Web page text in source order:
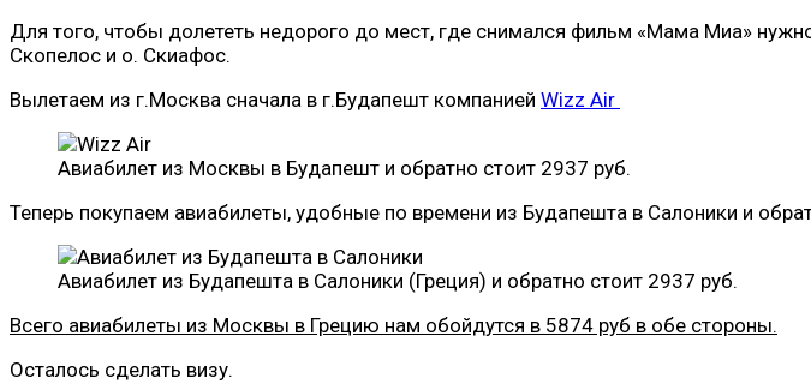
Для того, чтобы долететь недорого до мест, где снимался фильм «Мама Миа»
Скопелос и о. Скиафос.
Вылетаем из г.Москва сначала в г.Будапешт компанией Wizz Air
Авиабилет из Москвы в Будапешт и обратно стоит 2937 руб.
Теперь покупаем авиабилеты, удобные по времени из Будапешта в Салоники и
Авиабилет из Будапешта в Салоники (Греция) и обратно стоит 2937 руб.
Всего авиабилеты из Москвы в Грецию нам обойдутся в 5874 руб в обе стороны.
Осталось сделать визу.